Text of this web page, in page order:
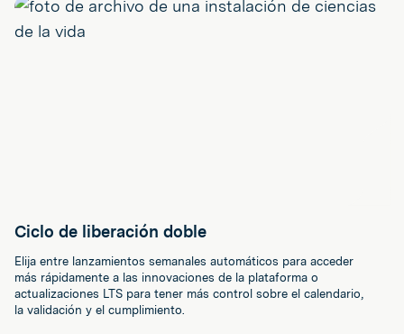
Ciclo de liberación doble
Elija entre lanzamientos semanales automáticos para acceder
más rápidamente a las innovaciones de la plataforma o
actualizaciones LTS para tener más control sobre el calendario,
la validación y el cumplimiento.